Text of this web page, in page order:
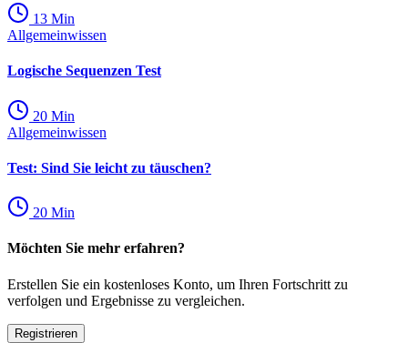
13 Min
Allgemeinwissen
Logische Sequenzen Test
20 Min
Allgemeinwissen
Test: Sind Sie leicht zu täuschen?
20 Min
Möchten Sie mehr erfahren?
Erstellen Sie ein kostenloses Konto, um Ihren Fortschritt zu
verfolgen und Ergebnisse zu vergleichen.
Registrieren